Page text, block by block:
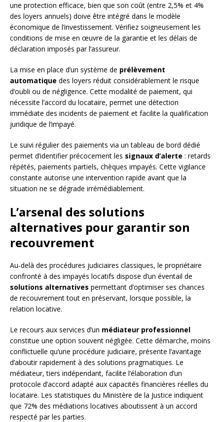
une protection efficace, bien que son coût (entre 2,5% et 4%
des loyers annuels) doive être intégré dans le modèle
économique de l’investissement. Vérifiez soigneusement les
conditions de mise en œuvre de la garantie et les délais de
déclaration imposés par l’assureur.
La mise en place d’un système de prélèvement
automatique des loyers réduit considérablement le risque
d’oubli ou de négligence. Cette modalité de paiement, qui
nécessite l’accord du locataire, permet une détection
immédiate des incidents de paiement et facilite la qualification
juridique de l’impayé.
Le suivi régulier des paiements via un tableau de bord dédié
permet d’identifier précocement les signaux d’alerte : retards
répétés, paiements partiels, chèques impayés. Cette vigilance
constante autorise une intervention rapide avant que la
situation ne se dégrade irrémédiablement.
L’arsenal des solutions
alternatives pour garantir son
recouvrement
Au-delà des procédures judiciaires classiques, le propriétaire
confronté à des impayés locatifs dispose d’un éventail de
solutions alternatives permettant d’optimiser ses chances
de recouvrement tout en préservant, lorsque possible, la
relation locative.
Le recours aux services d’un médiateur professionnel
constitue une option souvent négligée. Cette démarche, moins
conflictuelle qu’une procédure judiciaire, présente l’avantage
d’aboutir rapidement à des solutions pragmatiques. Le
médiateur, tiers indépendant, facilite l’élaboration d’un
protocole d’accord adapté aux capacités financières réelles du
locataire. Les statistiques du Ministère de la Justice indiquent
que 72% des médiations locatives aboutissent à un accord
respecté par les parties.